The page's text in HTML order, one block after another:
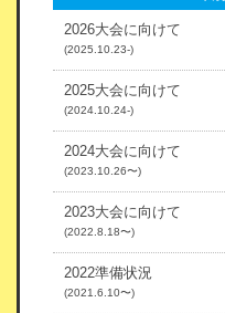
2026大会に向けて
(2025.10.23-)
2025大会に向けて
(2024.10.24-)
2024大会に向けて
(2023.10.26〜)
2023大会に向けて
(2022.8.18〜)
2022準備状況
(2021.6.10〜)